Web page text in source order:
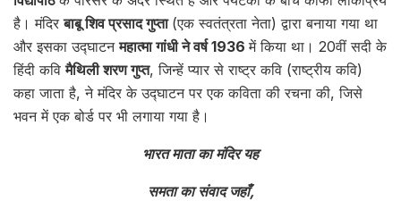
है। मंदिरबाबू शिव प्रसाद गुप्ता (एक स्वतंत्रता नेता) द्वारा बनाया गया था
और इसका उद्घाटनमहात्मा गांधी ने वर्ष 1936में किया था। 20वीं सदी के
हिंदी कविमैथिली शरण गुप्त, जिन्हें प्यार से राष्ट्र कवि (राष्ट्रीय कवि)
कहा जाता है, ने मंदिर के उद्घाटन पर एक कविता की रचना की, जिसे
भवन में एक बोर्ड पर भी लगाया गया है।
भारत माता का मंदिर यह
समता का संवाद जहाँ,